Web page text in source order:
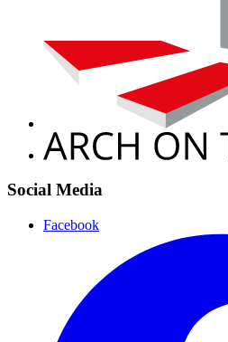
Social Media
Facebook